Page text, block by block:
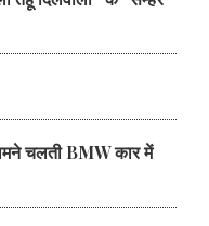
चलती BMW कार में